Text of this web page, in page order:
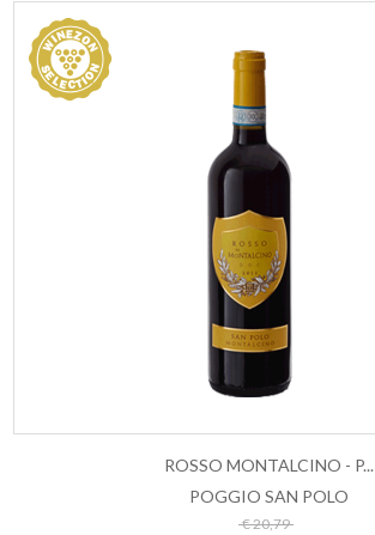
ESAURITO
ROSSO MONTALCINO - P...
POGGIO SAN POLO
€ 20,79